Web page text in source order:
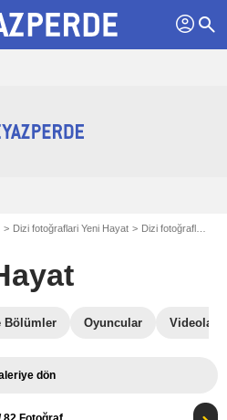
profil search
Dizi fotoğraflari Yeni Hayat Dizi fotoğraflari Yeni Hayat S01
Bölümler Oyuncular Videolar
dön